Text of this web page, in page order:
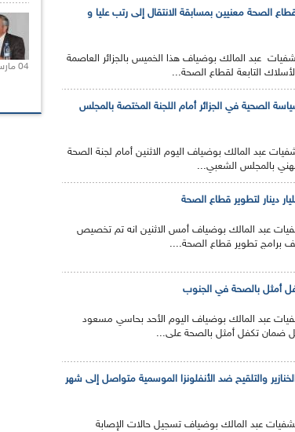
موظف في قطاع الصحة معنيين بمسابقة الانتقال إلى رتب عليا و
عبد المالك بوضياف هذا الخميس بالجزائر العاصمة
الصحية في الجزائر أمام اللجنة المختصة بالمجلس
عبد المالك بوضياف اليوم الاثنين أمام لجنة الصحة
بالمجلس الشعبي...
عبد المالك بوضياف أمس الاثنين انه تم تخصيص
أمثل بالصحة في الجنوب
عبد المالك بوضياف اليوم الأحد بحاسي مسعود
ضمان تكفل أمثل بالصحة على...
والتلقيح ضد الأنفلونزا الموسمية متواصل إلى شهر
عبد المالك بوضياف تسجيل حالات الإصابة
04 مارس 2020 |